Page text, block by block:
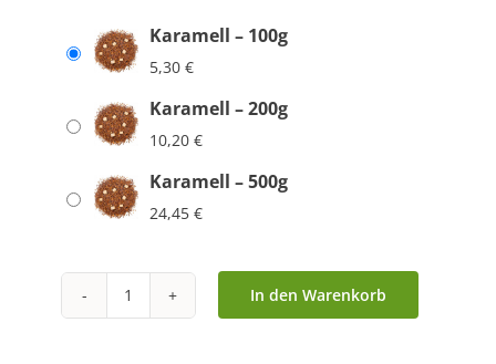
Karamell – 100g
5,30 €
Karamell – 200g
10,20 €
Karamell – 500g
24,45 €
Karamell
In den Warenkorb